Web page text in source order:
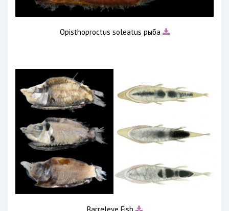
Opisthoproctus soleatus рыба